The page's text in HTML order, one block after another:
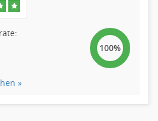
100%
»